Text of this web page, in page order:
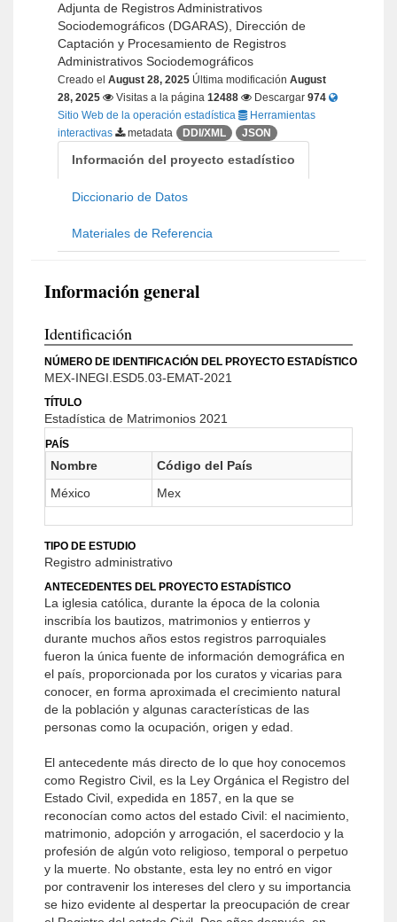
Adjunta de Registros Administrativos
Sociodemográficos (DGARAS), Dirección de
Captación y Procesamiento de Registros
Administrativos Sociodemográficos
Creado el August 28, 2025 Última modificación August
28, 2025
Visitas a la página 12488 Descargar 974
Sitio Web de la operación estadística
Herramientas
interactivas
metadata DDI/XML JSON
Información del proyecto estadístico
Diccionario de Datos
Materiales de Referencia
Información general
Identificación
NÚMERO DE IDENTIFICACIÓN DEL PROYECTO ESTADÍSTICO
MEX-INEGI.ESD5.03-EMAT-2021
TÍTULO
Estadística de Matrimonios 2021
PAÍS
Nombre
Código del País
México
Mex
TIPO DE ESTUDIO
Registro administrativo
ANTECEDENTES DEL PROYECTO ESTADÍSTICO
La iglesia católica, durante la época de la colonia
inscribía los bautizos, matrimonios y entierros y
durante muchos años estos registros parroquiales
fueron la única fuente de información demográfica en
el país, proporcionada por los curatos y vicarias para
conocer, en forma aproximada el crecimiento natural
de la población y algunas características de las
personas como la ocupación, origen y edad.
El antecedente más directo de lo que hoy conocemos
como Registro Civil, es la Ley Orgánica el Registro del
Estado Civil, expedida en 1857, en la que se
reconocían como actos del estado Civil: el nacimiento,
matrimonio, adopción y arrogación, el sacerdocio y la
profesión de algún voto religioso, temporal o perpetuo
y la muerte. No obstante, esta ley no entró en vigor
por contravenir los intereses del clero y su importancia
se hizo evidente al despertar la preocupación de crear